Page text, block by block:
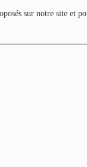
sur notre site et